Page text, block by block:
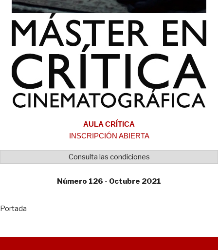
AULA CRÍTICA
INSCRIPCIÓN ABIERTA
Consulta las condiciones
Número 126 - Octubre 2021
Portada